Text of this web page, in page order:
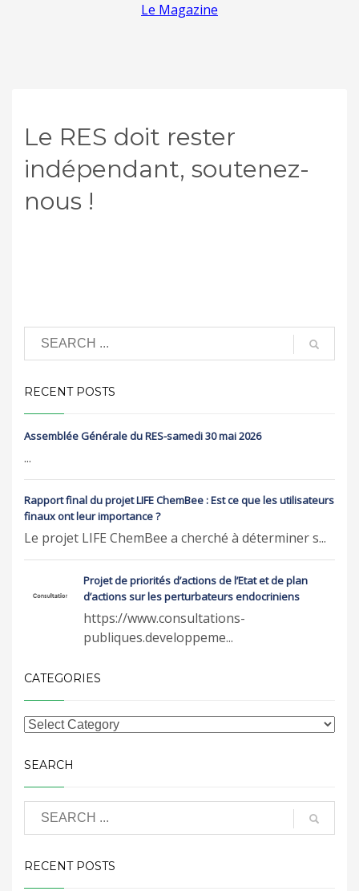
Le Magazine
Le RES doit rester
indépendant, soutenez-
nous !
RECENT POSTS
Assemblée Générale du RES-samedi 30 mai 2026
...
Rapport final du projet LIFE ChemBee : Est ce que les utilisateurs
finaux ont leur importance ?
Le projet LIFE ChemBee a cherché à déterminer s...
Projet de priorités d’actions de l’Etat et de plan
d’actions sur les perturbateurs endocriniens
https://www.consultations-
publiques.developpeme...
CATEGORIES
SEARCH
RECENT POSTS